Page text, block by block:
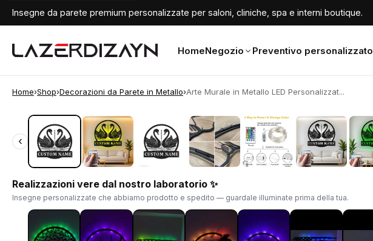
Insegne da parete premium personalizzate per saloni, cliniche, spa e interni boutique.
HomeNegozio Preventivo personalizzato
Home›Shop›Decorazioni da Parete in Metallo›Arte Murale in Metallo LED Personalizzat...
‹
‹
Realizzazioni vere dal nostro laboratorio ✨
Insegne personalizzate che abbiamo prodotto e spedito — guardale illuminate prima della tua.